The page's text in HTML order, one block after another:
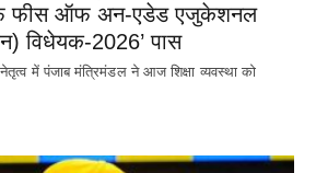
फीस ऑफ अन-एडेड एजुकेशनल
विधेयक-2026’ पास
में पंजाब मंत्रिमंडल ने आज शिक्षा व्यवस्था को